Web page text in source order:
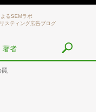
るSEMラボ
スティング広告ブログ
著者
罠